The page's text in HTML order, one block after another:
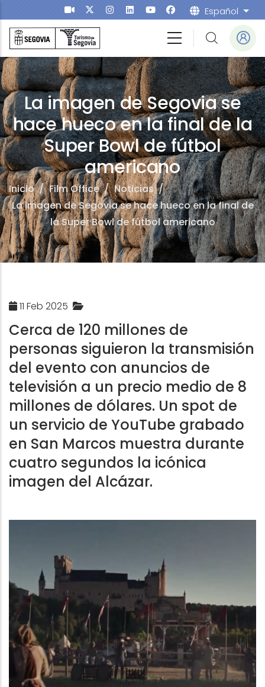
Pasar al contenido principal Español
La imagen de Segovia se
hace hueco en la final de la
Super Bowl de fútbol
americano
Inicio/ Film Office/ Noticias/
La imagen de Segovia se hace hueco en la final de
la Super Bowl de fútbol americano
11 Feb 2025
Cerca de 120 millones de
personas siguieron la transmisión
del evento con anuncios de
televisión a un precio medio de 8
millones de dólares. Un spot de
un servicio de YouTube grabado
en San Marcos muestra durante
cuatro segundos la icónica
imagen del Alcázar.